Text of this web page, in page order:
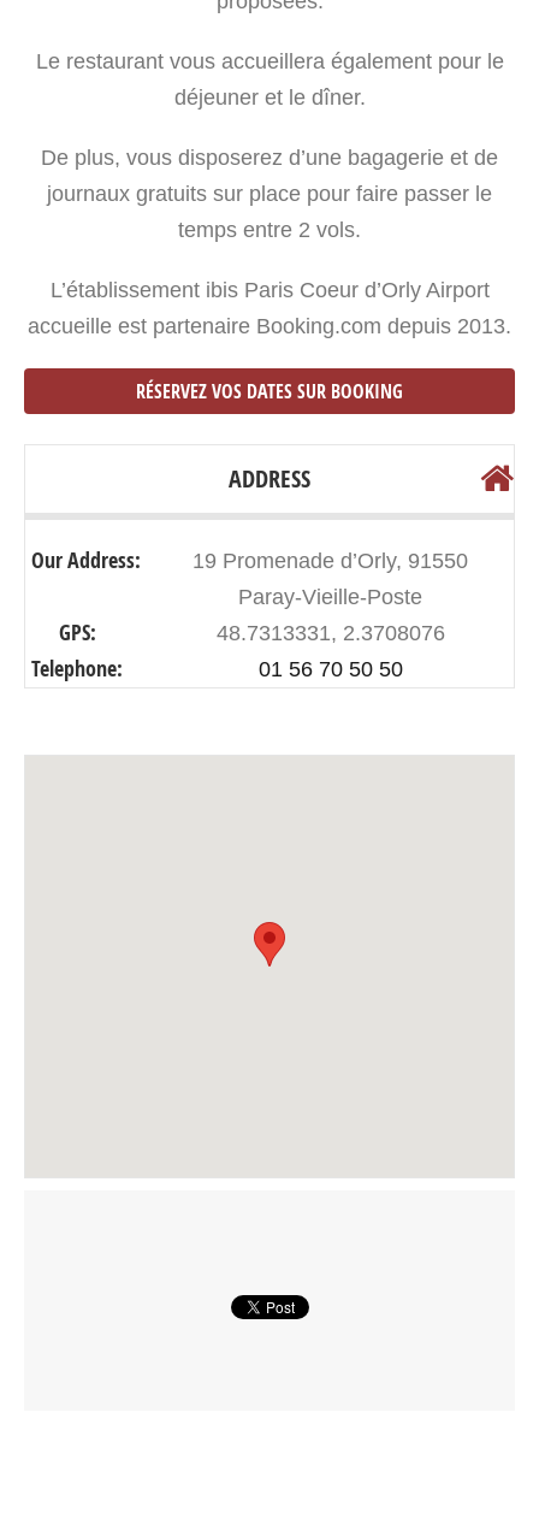
Le restaurant vous accueillera également pour le
déjeuner et le dîner.
De plus, vous disposerez d’une bagagerie et de
journaux gratuits sur place pour faire passer le
temps entre 2 vols.
L’établissement ibis Paris Coeur d’Orly Airport
accueille est partenaire Booking.com depuis 2013.
RÉSERVEZ VOS DATES SUR BOOKING
ADDRESS
Our Address:
19 Promenade d’Orly, 91550
Paray-Vieille-Poste
GPS: 48.7313331, 2.3708076
Telephone: 01 56 70 50 50